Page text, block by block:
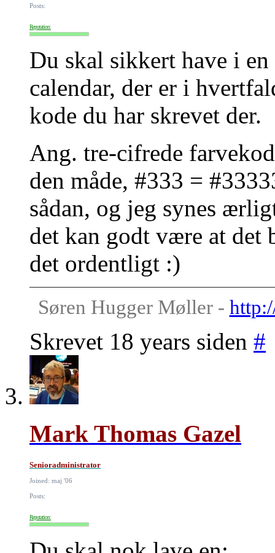
Posts:
Reputation:
Du skal sikkert have i
calendar, der er i
kode du har skrevet der.
Ang. tre-cifrede
den måde, #333 =
sådan, og jeg synes
det kan godt være at det
det ordentligt :)
Søren Hugger Møller -
Skrevet 18 years siden #
Mark Thomas Gazel
Senioradministrator
Joined: maj '06
Posts:
Reputation: